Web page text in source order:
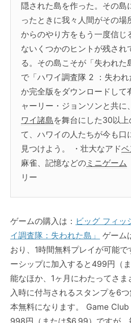
隠された島を作った。その島
ったときに我々人間がその場
からのやり方をもう一度信じ
ないくつかのヒントが残され
る。その島こそが「失われた
で「ハワイ調査隊 2 ：失わ
か完全版をダウンロードして
ャーリー・ジョンソンと共に
ワイ諸島を舞台にした30以
て、ハワイの人たちが今も口
見つけよう。 ・壮大なアド
麻雀、記憶などの ミニゲーム
リー
ゲームの購入は： ビッグ フィッ
イ調査隊：失われた島」
ゲーム
おり、1時間無料プレイが可能
ーシップに加入すると499円（
能なほか、1ヶ月にわたってさ
入時に付与されるスタンプを6
本無料になります。 Game